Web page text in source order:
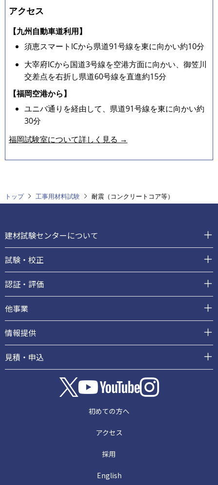
アクセス
【九州自動車道利用】
須恵スマートICから県道91号線を東に向かい約10分
大宰府ICから国道3号線を空港方面に向かい、御笠川
交差点を右折し県道60号線を直進約15分
【福岡空港から】
ユニバ通りを経由して、県道91号線を東に向かい約
30分
福岡試験室について詳しく見る →
トップ 工事用材料試験 耐震（コンクリートコア等）
ッ
タ
ー
建材試験センターについて
試験・校正
認証・評価
他事業
情報提供
見積・申込
初めての方へ
アクセス
採用
English